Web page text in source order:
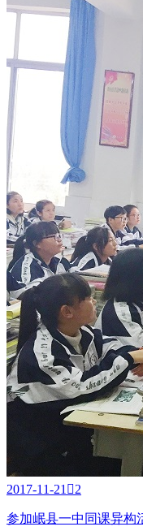
2017-11-21 2
参加岷县一中同课异构